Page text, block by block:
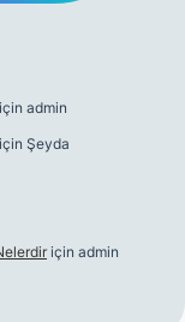
için admin
için Şeyda
için admin